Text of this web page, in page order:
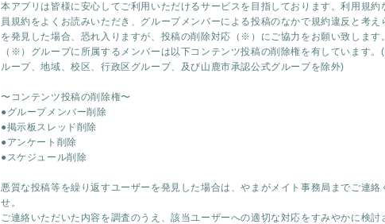
本アプリは皆様に安心してご利用いただけるサービスを目指しております。利用規約
員規約をよくお読みいただき、グループメンバーによる投稿のなかで規約違反と考え
を発見した場合、恐れ入りますが、投稿の削除対応（※）にご協力をお願い致します。
（※）グループに所属するメンバーは以下コンテンツ投稿の削除権を有しています。
ループ、地域、校区、行政区グループ、及び山鹿市承認公式グループを除外)
〜コンテンツ投稿の削除権〜
●グループメンバー削除
●掲示板スレッド削除
●アンケート削除
●スケジュール削除
悪質な投稿等を繰り返すユーザーを発見した場合は、やまがメイト事務局までご連絡
せ。
ご連絡いただいた内容を調査のうえ、該当ユーザーへの適切な対応をすみやかに検討